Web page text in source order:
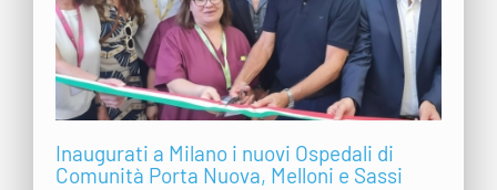
Inaugurati a Milano i nuovi Ospedali di
Comunità Porta Nuova, Melloni e Sassi